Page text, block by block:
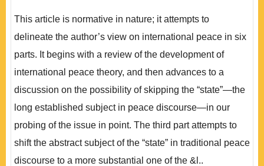
This article is normative in nature; it attempts to
delineate the author’s view on international peace in six
parts. It begins with a review of the development of
international peace theory, and then advances to a
discussion on the possibility of skipping the “state”—the
long established subject in peace discourse—in our
probing of the issue in point. The third part attempts to
shift the abstract subject of the “state” in traditional peace
discourse to a more substantial one of the &l..